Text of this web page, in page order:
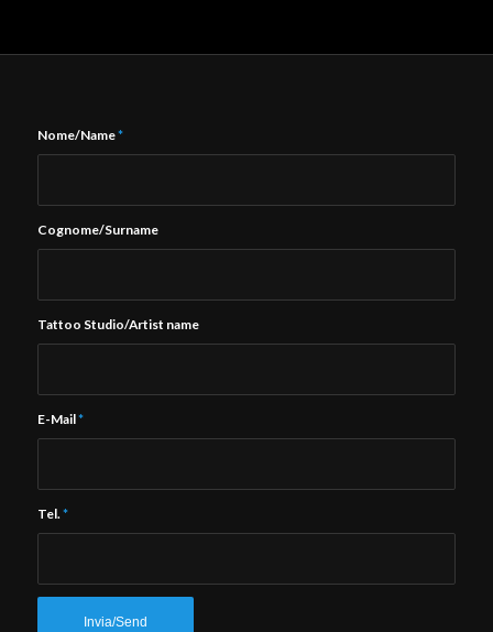
Nome/Name*
Cognome/Surname
Tattoo Studio/Artist name
E-Mail*
Tel.*